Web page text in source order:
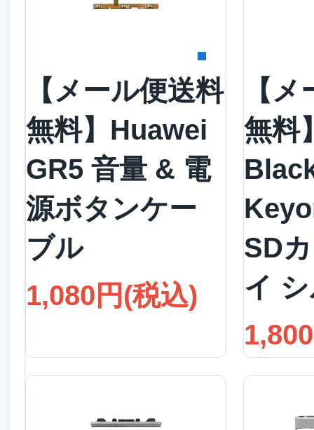
【メール便送料
無料】Huawei
GR5 音量 & 電
源ボタンケー
ブル
1,080円(税込)
【
無料
SD
イ